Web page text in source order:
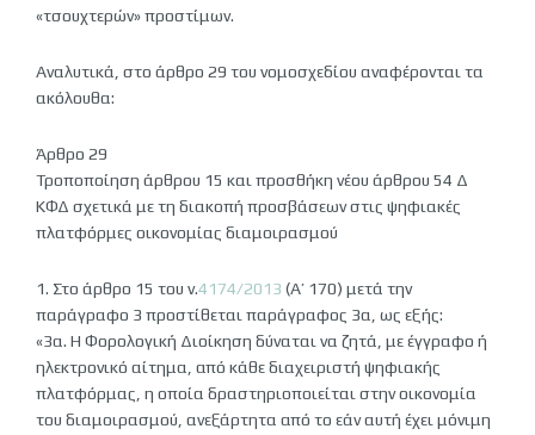
«τσουχτερών» προστίμων.
Αναλυτικά, στο άρθρο 29 του νομοσχεδίου αναφέρονται τα
ακόλουθα:
Άρθρο 29
Τροποποίηση άρθρου 15 και προσθήκη νέου άρθρου 54 Δ
ΚΦΔ σχετικά με τη διακοπή προσβάσεων στις ψηφιακές
πλατφόρμες οικονομίας διαμοιρασμού
1. Στο άρθρο 15 του ν.4174/2013 (Α’ 170) μετά την
παράγραφο 3 προστίθεται παράγραφος 3α, ως εξής:
«3α. Η Φορολογική Διοίκηση δύναται να ζητά, με έγγραφο ή
ηλεκτρονικό αίτημα, από κάθε διαχειριστή ψηφιακής
πλατφόρμας, η οποία δραστηριοποιείται στην οικονομία
του διαμοιρασμού, ανεξάρτητα από το εάν αυτή έχει μόνιμη